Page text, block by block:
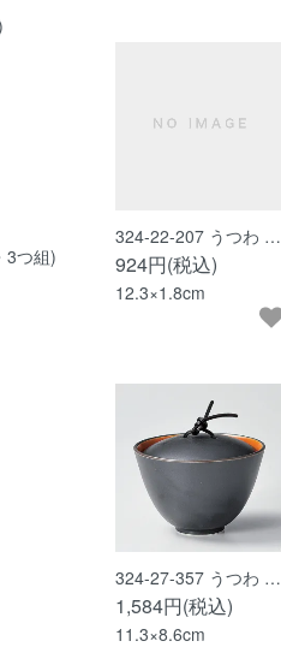
3つ組)
324-22-207 うつわ …
924円(税込)
12.3×1.8cm
324-27-357 うつわ …
1,584円(税込)
11.3×8.6cm